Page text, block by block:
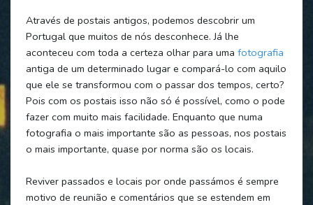
Através de postais antigos, podemos descobrir um
Portugal que muitos de nós desconhece. Já lhe
aconteceu com toda a certeza olhar para uma fotografia
antiga de um determinado lugar e compará-lo com aquilo
que ele se transformou com o passar dos tempos, certo?
Pois com os postais isso não só é possível, como o pode
fazer com muito mais facilidade. Enquanto que numa
fotografia o mais importante são as pessoas, nos postais
o mais importante, quase por norma são os locais.
Reviver passados e locais por onde passámos é sempre
motivo de reunião e comentários que se estendem em